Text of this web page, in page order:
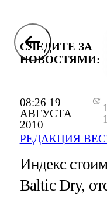
08:26 19
АВГУСТА
2010
РЕДАКЦИЯ
СЛЕДИТЕ ЗА
НОВОСТЯМИ:
Индекс
Baltic Dry,